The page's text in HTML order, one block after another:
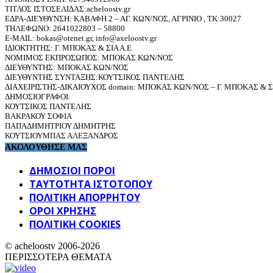
ΤΙΤΛΟΣ ΙΣΤΟΣΕΛΙΔΑΣ:acheloostv.gr
ΕΔΡΑ-ΔΙΕΥΘΥΝΣΗ: ΚΑΒΑΦΗ 2 – ΑΓ. ΚΩΝ/ΝΟΣ, ΑΓΡΙΝΙΟ , ΤΚ:30027
ΤΗΛΕΦΩΝΟ: 2641022803 – 58800
E-MAIL: bokas@otenet.gr, info@axeloostv.gr
ΙΔΙΟΚΤΗΤΗΣ: Γ. ΜΠΟΚΑΣ & ΣΙΑ Α.Ε
ΝΟΜΙΜΟΣ ΕΚΠΡΟΣΩΠΟΣ: ΜΠΟΚΑΣ ΚΩΝ/ΝΟΣ
ΔΙΕΥΘΥΝΤΗΣ: ΜΠΟΚΑΣ ΚΩΝ/ΝΟΣ
ΔΙΕΥΘΥΝΤΗΣ ΣΥΝΤΑΞΗΣ:ΚΟΥΤΣΙΚΟΣ ΠΑΝΤΕΛΗΣ
ΔΙΑΧΕΙΡΙΣΤΗΣ-ΔΙΚΑΙΟΥΧΟΣ domain: ΜΠΟΚΑΣ ΚΩΝ/ΝΟΣ – Γ. ΜΠΟΚΑΣ &
ΔΗΜΟΣΙΟΓΡΑΦΟΙ:
ΚΟΥΤΣΙΚΟΣ ΠΑΝΤΕΛΗΣ
ΒΑΚΡΑΚΟΥ ΣΟΦΙΑ
ΠΑΠΑΔΗΜΗΤΡΙΟΥ ΔΗΜΗΤΡΗΣ
ΚΟΥΤΣΙΟΥΜΠΑΣ ΑΛΕΞΑΝΔΡΟΣ
ΑΚΟΛΟΥΘΗΣΕ ΜΑΣ
ΔΗΜΟΣΙΟΙ ΠΟΡΟΙ
ΤΑΥΤΌΤΗΤΑ ΙΣΤΌΤΟΠΟΥ
ΠΟΛΙΤΙΚΉ ΑΠΟΡΡΉΤΟΥ
ΌΡΟΙ ΧΡΉΣΗΣ
ΠΟΛΙΤΙΚΗ COOKIES
© acheloostv 2006-2026
ΠΕΡΙΣΣΟΤΕΡΑ ΘΕΜΑΤΑ